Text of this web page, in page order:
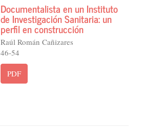
Documentalista en un Instituto
de Investigación Sanitaria: un
perfil en construcción
Raúl Román Cañizares
46-54
PDF